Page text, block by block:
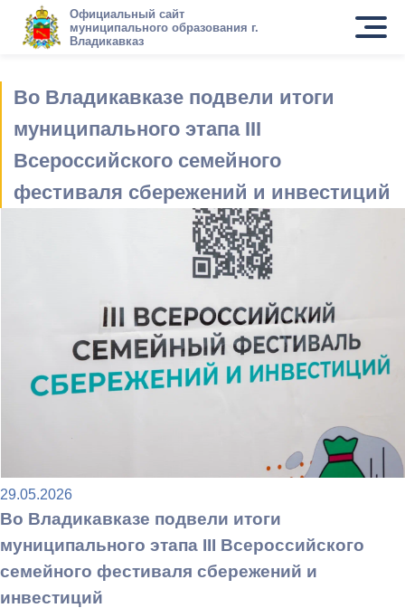
Официальный сайт
муниципального образования г.
Владикавказ
Во Владикавказе подвели итоги
муниципального этапа III
Всероссийского семейного
фестиваля сбережений и инвестиций
29.05.2026
Во Владикавказе подвели итоги
муниципального этапа III Всероссийского
семейного фестиваля сбережений и
инвестиций